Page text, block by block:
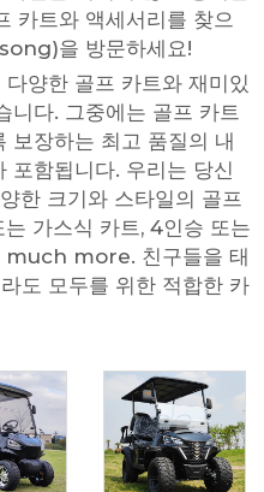
카트와 액세서리를 찾으
을 방문하세요!
양한 골프 카트와 재미있
니다. 그중에는 골프 카트
보장하는 최고 품질의 내
포함됩니다. 우리는 당신
한 크기와 스타일의 골프
가스식 카트, 4인승 또는
much more. 친구들을 태
도 모두를 위한 적합한 카